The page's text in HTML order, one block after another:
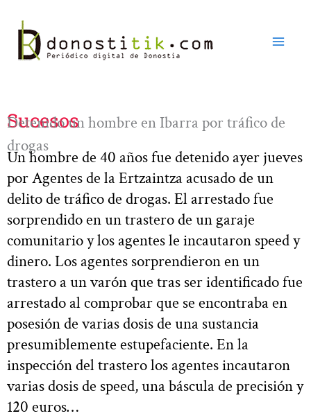
contenido
Sucesos
Detenido un hombre en Ibarra por tráfico de
drogas
Un hombre de 40 años fue detenido ayer jueves
por Agentes de la Ertzaintza acusado de un
delito de tráfico de drogas. El arrestado fue
sorprendido en un trastero de un garaje
comunitario y los agentes le incautaron speed y
dinero. Los agentes sorprendieron en un
trastero a un varón que tras ser identificado fue
arrestado al comprobar que se encontraba en
posesión de varias dosis de una sustancia
presumiblemente estupefaciente. En la
inspección del trastero los agentes incautaron
varias dosis de speed, una báscula de precisión y
120 euros…